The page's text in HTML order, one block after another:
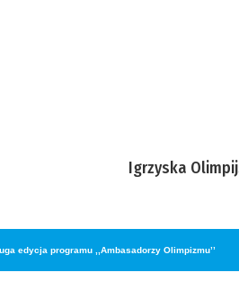
Igrzyska
edycja programu ,,Ambasadorzy Olimpizmu’’